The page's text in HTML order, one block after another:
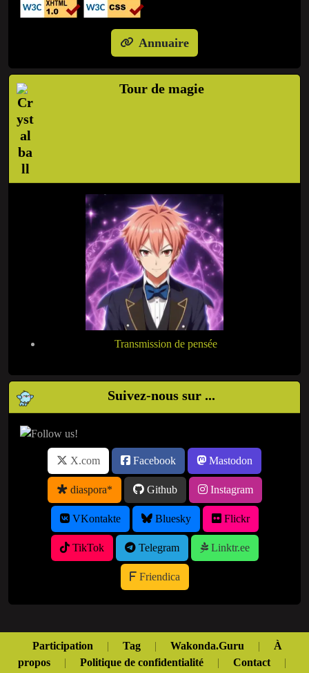
Annuaire
Tour de magie
Transmission de pensée
Suivez-nous sur ...
X.com Facebook Mastodon
diaspora* Github Instagram
VKontakte Bluesky Flickr
TikTok Telegram Linktr.ee
Friendica
Participation | Tag | Wakonda.Guru |
À
propos
| Politique de confidentialité | Contact
|